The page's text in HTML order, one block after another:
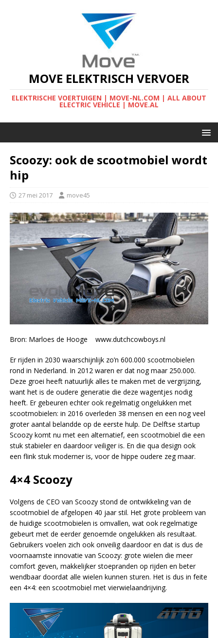
MOVE ELEKTRISCH VERVOER
ELEKTRISCHE VOERTUIGEN | MOVE-NL.COM | ALL ABOUT
ELECTRIC VEHICLE | MOVE.AL
Scoozy: ook de scootmobiel wordt
hip
27 mei 2017 move45
Bron: Marloes de Hooge www.dutchcowboys.nl
Er rijden in 2030 waarschijnlijk zo’n 600.000 scootmobielen
rond in Nederland. In 2012 waren er dat nog maar 250.000.
Deze groei heeft natuurlijk alles te maken met de vergrijzing,
want het is de oudere generatie die deze wagentjes nodig
heeft. Er gebeuren echter ook regelmatig ongelukken met
scootmobielen: in 2016 overleden 38 mensen en een nog veel
groter aantal belandde op de eerste hulp. De Delftse startup
Scoozy komt nu met een alternatief, een scootmobiel die een
stuk stabieler en daardoor veiliger is. En die qua design ook
een flink stuk moderner is, voor de hippe oudere zeg maar.
4×4 Scoozy
Volgens de CEO van Scoozy stond de ontwikkeling van de
scootmobiel de afgelopen 40 jaar stil. Het grote probleem van
de huidige scootmobielen is omvallen, wat ook regelmatige
gebeurt met de eerder genoemde ongelukken als resultaat.
Gebruikers voelen zich ook onveilig daardoor en dat is dus de
voornaamste innovatie van Scoozy: grote wielen die meer
comfort geven, makkelijker stoepranden op rijden en beter
wendbaar doordat alle wielen kunnen sturen. Het is dus in feite
een 4×4: een scootmobiel met vierwielaandrijving.